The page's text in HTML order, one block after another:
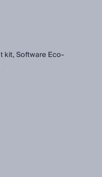
kit,Software Eco-